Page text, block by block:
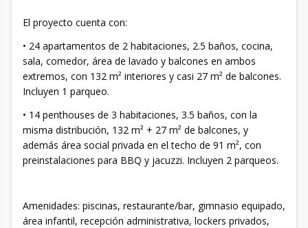
El proyecto cuenta con:
• 24 apartamentos de 2 habitaciones, 2.5 baños, cocina,
sala, comedor, área de lavado y balcones en ambos
extremos, con 132 m² interiores y casi 27 m² de balcones.
Incluyen 1 parqueo.
• 14 penthouses de 3 habitaciones, 3.5 baños, con la
misma distribución, 132 m² + 27 m² de balcones, y
además área social privada en el techo de 91 m², con
preinstalaciones para BBQ y jacuzzi. Incluyen 2 parqueos.
Amenidades: piscinas, restaurante/bar, gimnasio equipado,
área infantil, recepción administrativa, lockers privados,